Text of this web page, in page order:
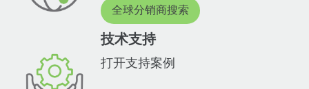
全球分销商搜索
技术支持
打开支持案例